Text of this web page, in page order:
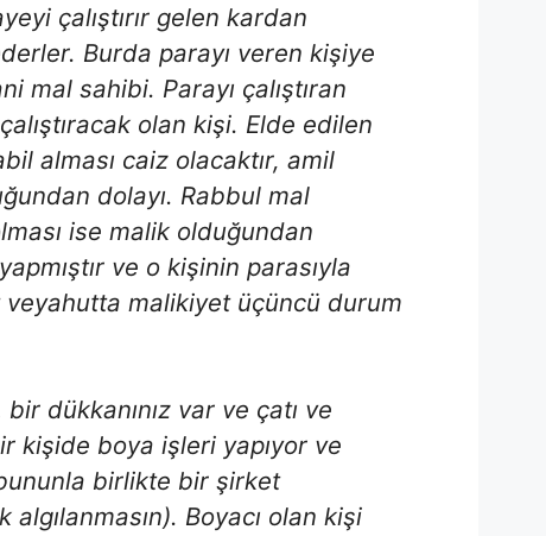
çalıştırır gelen kardan
Burda parayı veren kişiye
mal sahibi. Parayı çalıştıran
olan kişi. Elde edilen
alması caiz olacaktır, amil
dolayı. Rabbul mal
ise malik olduğundan
ve o kişinin parasıyla
veyahutta malikiyet üçüncü durum
dükkanınız var ve çatı ve
kişide boya işleri yapıyor ve
birlikte bir şirket
Boyacı olan kişi